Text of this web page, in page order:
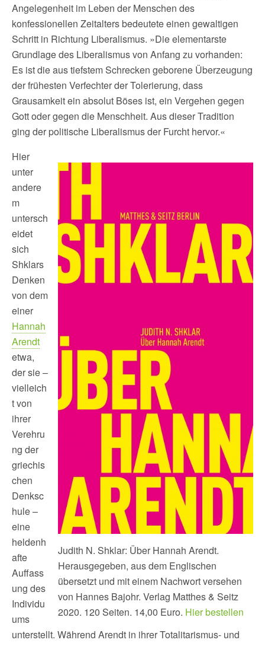
Angelegenheit im Leben der Menschen des
konfessionellen Zeitalters bedeutete einen gewaltigen
Schritt in Richtung Liberalismus. »Die elementarste
Grundlage des Liberalismus von Anfang zu vorhanden:
Es ist die aus tiefstem Schrecken geborene Überzeugung
der frühesten Verfechter der Tolerierung, dass
Grausamkeit ein absolut Böses ist, ein Vergehen gegen
Gott oder gegen die Menschheit. Aus dieser Tradition
ging der politische Liberalismus der Furcht hervor.«
Judith N. Shklar: Über Hannah Arendt.
Herausgegeben, aus dem Englischen
übersetzt und mit einem Nachwort versehen
von Hannes Bajohr. Verlag Matthes & Seitz
2020. 120 Seiten. 14,00 Euro. Hier bestellen
Hier
unter
andere
m
untersch
eidet
sich
Shklars
Denken
von dem
einer
Hannah
Arendt
etwa,
der sie –
vielleich
t von
ihrer
Verehru
ng der
griechis
chen
Denksc
hule –
eine
heldenh
afte
Auffass
ung des
Individu
ums
unterstellt. Während Arendt in ihrer Totalitarismus- und